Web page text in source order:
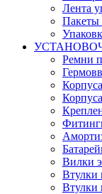
Лента
Пакеты
Ремни
Вилки
Втулки
Втулки